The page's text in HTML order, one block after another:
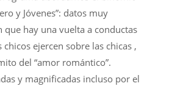
y Jóvenes”: datos muy
que hay una vuelta a conductas
ejercen sobre las chicas ,
del “amor romántico”.
y magnificadas incluso por el